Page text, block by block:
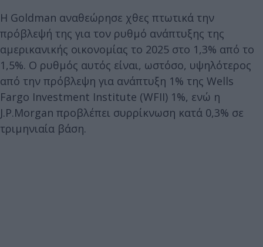
Η Goldman αναθεώρησε χθες πτωτικά την
πρόβλεψή της για τον ρυθμό ανάπτυξης της
αμερικανικής οικονομίας το 2025 στο 1,3% από το
1,5%. Ο ρυθμός αυτός είναι, ωστόσο, υψηλότερος
από την πρόβλεψη για ανάπτυξη 1% της Wells
Fargo Investment Institute (WFII) 1%, ενώ η
J.P.Morgan προβλέπει συρρίκνωση κατά 0,3% σε
τριμηνιαία βάση.